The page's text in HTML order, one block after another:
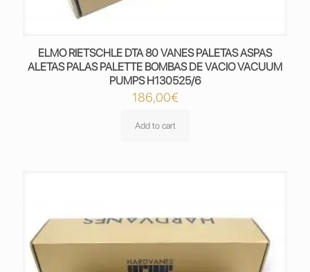
ELMO RIETSCHLE DTA 80 VANES PALETAS ASPAS
ALETAS PALAS PALETTE BOMBAS DE VACIO VACUUM
PUMPS H130525/6
186,00€
Add to cart